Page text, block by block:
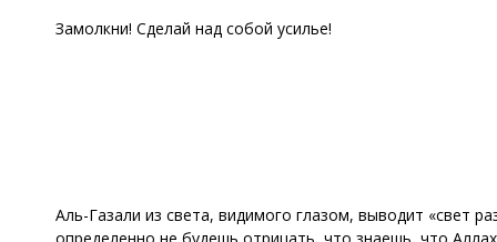
Замолкни! Сделай над собой усилье!
Аль-Газали из света, видимого глазом, выводит «свет
определенно не будешь отрицать, что знаешь, что